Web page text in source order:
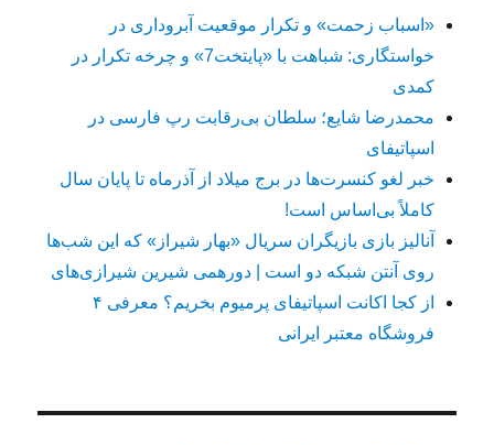
«اسباب زحمت» و تکرار موقعیت آبروداری در
خواستگاری: شباهت با «پایتخت7» و چرخه تکرار در
کمدی
محمدرضا شایع؛ سلطان بی‌رقابت رپ فارسی در
اسپاتیفای
خبر لغو کنسرت‌ها در برج میلاد از آذرماه تا پایان سال
کاملاً بی‌اساس است!
آنالیز بازی بازیگران سریال «بهار شیراز» که این شب‌ها
روی آنتن شبکه دو است | دورهمی شیرین شیرازی‌های
از کجا اکانت اسپاتیفای پرمیوم بخریم؟ معرفی ۴
فروشگاه معتبر ایرانی